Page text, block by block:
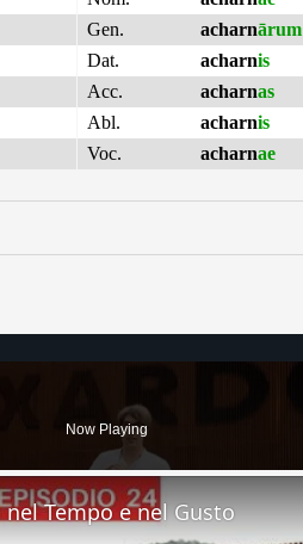
Gen.
acharnārum
Dat.
acharnis
Acc.
acharnas
Abl.
acharnis
Voc.
acharnae
Now Playing
nel Tempo e nel Gusto